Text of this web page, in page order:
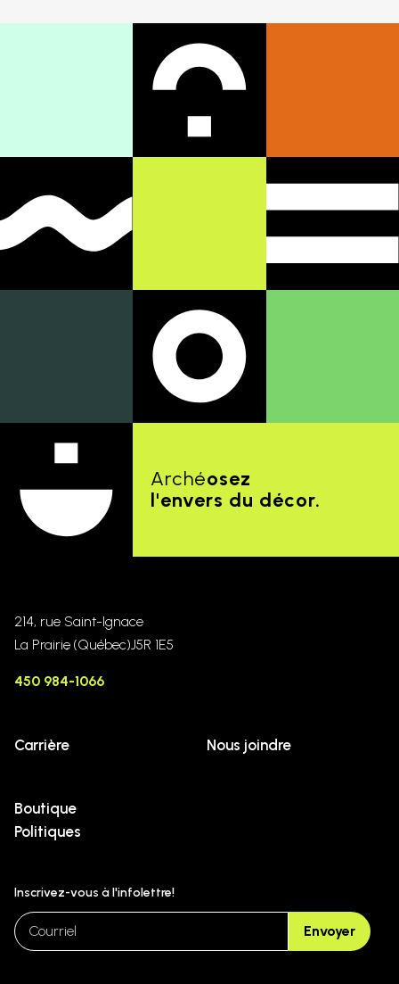
Archéosez
l'envers du décor.
214, rue Saint-Ignace
La Prairie (Québec)J5R 1E5
450 984-1066
Carrière Nous joindre
Boutique
Politiques
Inscrivez-vous à l'infolettre!
email
Envoyer